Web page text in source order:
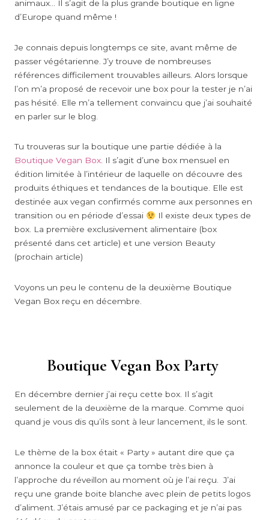
animaux… Il s’agit de la plus grande boutique en ligne
d’Europe quand même !
Je connais depuis longtemps ce site, avant même de
passer végétarienne. J’y trouve de nombreuses
références difficilement trouvables ailleurs. Alors lorsque
l’on m’a proposé de recevoir une box pour la tester je n’ai
pas hésité. Elle m’a tellement convaincu que j’ai souhaité
en parler sur le blog.
Tu trouveras sur la boutique une partie dédiée à la
Boutique Vegan Box. Il s’agit d’une box mensuel en
édition limitée à l’intérieur de laquelle on découvre des
produits éthiques et tendances de la boutique. Elle est
destinée aux vegan confirmés comme aux personnes en
transition ou en période d’essai
Il existe deux types de
box. La première exclusivement alimentaire (box
présenté dans cet article) et une version Beauty
(prochain article)
Voyons un peu le contenu de la deuxième Boutique
Vegan Box reçu en décembre.
Boutique Vegan Box Party
En décembre dernier j’ai reçu cette box. Il s’agit
seulement de la deuxième de la marque. Comme quoi
quand je vous dis qu’ils sont à leur lancement, ils le sont.
Le thème de la box était « Party » autant dire que ça
annonce la couleur et que ça tombe très bien à
l’approche du réveillon au moment où je l’ai reçu. J’ai
reçu une grande boite blanche avec plein de petits logos
d’aliment. J’étais amusé par ce packaging et je n’ai pas